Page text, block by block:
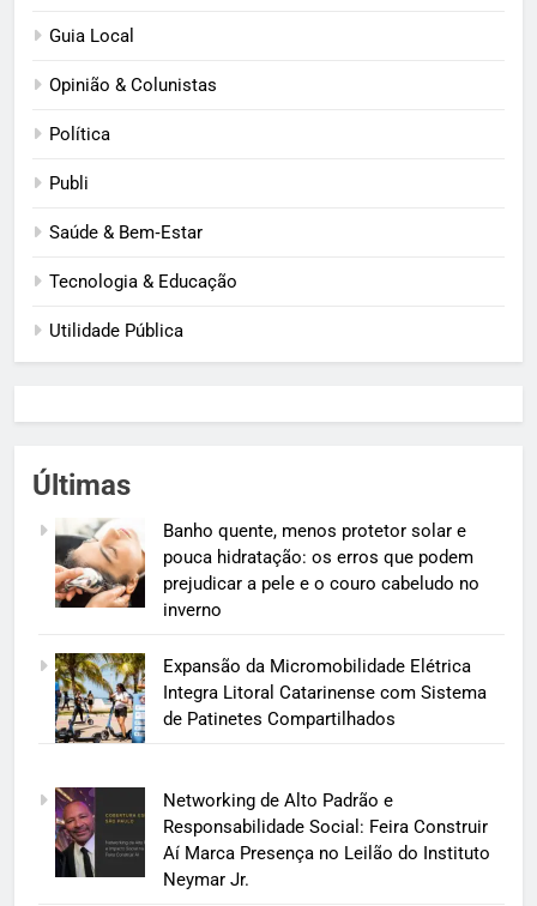
Guia Local
Opinião & Colunistas
Política
Publi
Saúde & Bem‑Estar
Tecnologia & Educação
Utilidade Pública
Últimas
Banho quente, menos protetor solar e
pouca hidratação: os erros que podem
prejudicar a pele e o couro cabeludo no
inverno
Expansão da Micromobilidade Elétrica
Integra Litoral Catarinense com Sistema
de Patinetes Compartilhados
Networking de Alto Padrão e
Responsabilidade Social: Feira Construir
Aí Marca Presença no Leilão do Instituto
Neymar Jr.